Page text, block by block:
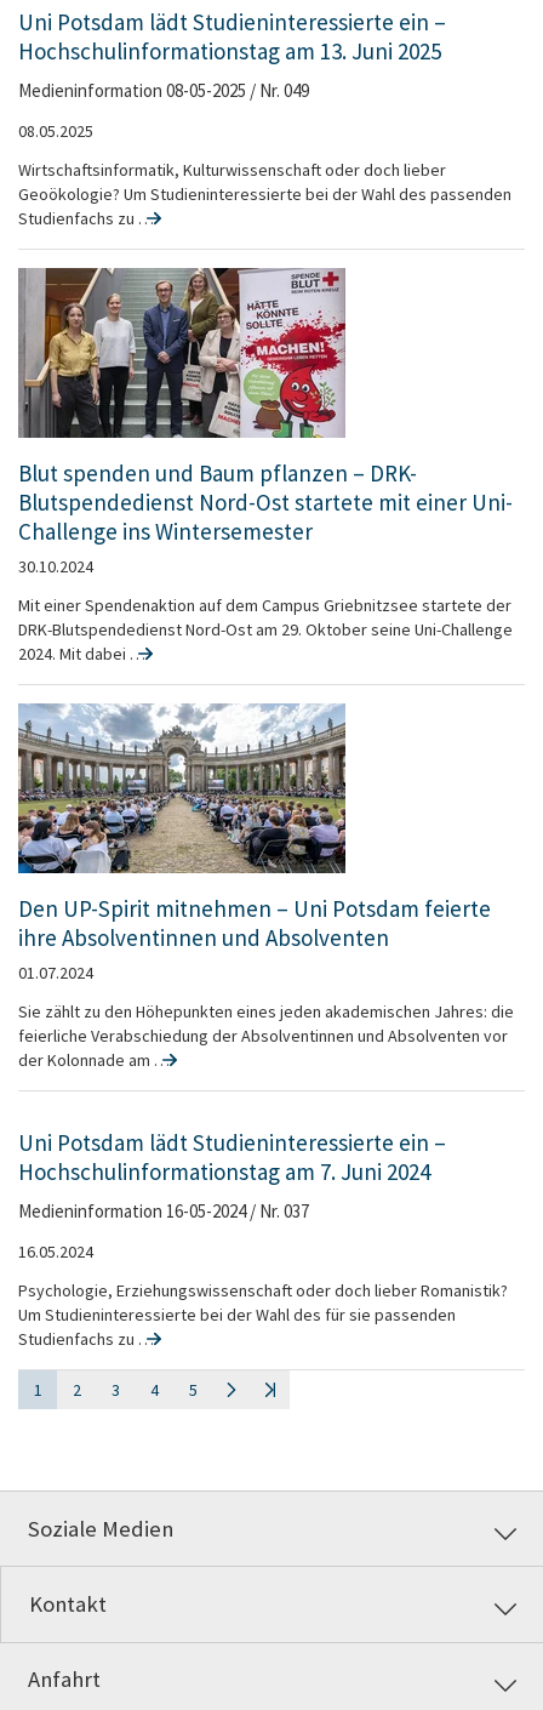
Uni Potsdam lädt Studieninteressierte ein –
Hochschulinformationstag am 13. Juni 2025
Medieninformation 08-05-2025 / Nr. 049
08.05.2025
Wirtschaftsinformatik, Kulturwissenschaft oder doch lieber
Geoökologie? Um Studieninteressierte bei der Wahl des passenden
Studienfachs zu …
Blut spenden und Baum pflanzen – DRK-
Blutspendedienst Nord-Ost startete mit einer Uni-
Challenge ins Wintersemester
30.10.2024
Mit einer Spendenaktion auf dem Campus Griebnitzsee startete der
DRK-Blutspendedienst Nord-Ost am 29. Oktober seine Uni-Challenge
2024. Mit dabei …
Den UP-Spirit mitnehmen – Uni Potsdam feierte
ihre Absolventinnen und Absolventen
01.07.2024
Sie zählt zu den Höhepunkten eines jeden akademischen Jahres: die
feierliche Verabschiedung der Absolventinnen und Absolventen vor
der Kolonnade am …
Uni Potsdam lädt Studieninteressierte ein –
Hochschulinformationstag am 7. Juni 2024
Medieninformation 16-05-2024 / Nr. 037
16.05.2024
Psychologie, Erziehungswissenschaft oder doch lieber Romanistik?
Um Studieninteressierte bei der Wahl des für sie passenden
Studienfachs zu …
1 2 3 4 5
Soziale Medien
Kontakt
Anfahrt